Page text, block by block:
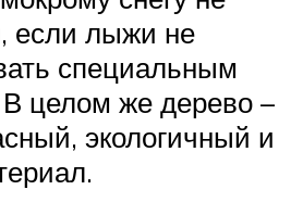
если лыжи не
специальным
целом же дерево –
экологичный и